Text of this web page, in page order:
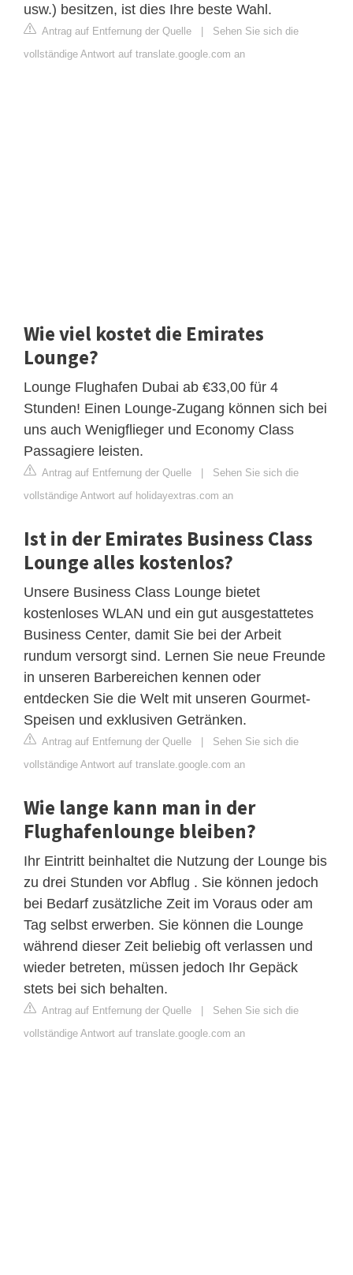
usw.) besitzen, ist dies Ihre beste Wahl.
Antrag auf Entfernung der Quelle | Sehen Sie sich die
vollständige Antwort auf translate.google.com an
Wie viel kostet die Emirates
Lounge?
Lounge Flughafen Dubai ab €33,00 für 4
Stunden! Einen Lounge-Zugang können sich bei
uns auch Wenigflieger und Economy Class
Passagiere leisten.
Antrag auf Entfernung der Quelle | Sehen Sie sich die
vollständige Antwort auf holidayextras.com an
Ist in der Emirates Business Class
Lounge alles kostenlos?
Unsere Business Class Lounge bietet
kostenloses WLAN und ein gut ausgestattetes
Business Center, damit Sie bei der Arbeit
rundum versorgt sind. Lernen Sie neue Freunde
in unseren Barbereichen kennen oder
entdecken Sie die Welt mit unseren Gourmet-
Speisen und exklusiven Getränken.
Antrag auf Entfernung der Quelle | Sehen Sie sich die
vollständige Antwort auf translate.google.com an
Wie lange kann man in der
Flughafenlounge bleiben?
Ihr Eintritt beinhaltet die Nutzung der Lounge bis
zu drei Stunden vor Abflug . Sie können jedoch
bei Bedarf zusätzliche Zeit im Voraus oder am
Tag selbst erwerben. Sie können die Lounge
während dieser Zeit beliebig oft verlassen und
wieder betreten, müssen jedoch Ihr Gepäck
stets bei sich behalten.
Antrag auf Entfernung der Quelle | Sehen Sie sich die
vollständige Antwort auf translate.google.com an